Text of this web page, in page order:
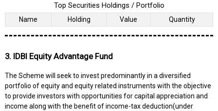
Top Securities Holdings / Portfolio
Name Holding Value Quantity
3. IDBI Equity Advantage Fund
The Scheme will seek to invest predominantly in a diversified
portfolio of equity and equity related instruments with the objective
to provide investors with opportunities for capital appreciation and
income along with the benefit of income-tax deduction(under